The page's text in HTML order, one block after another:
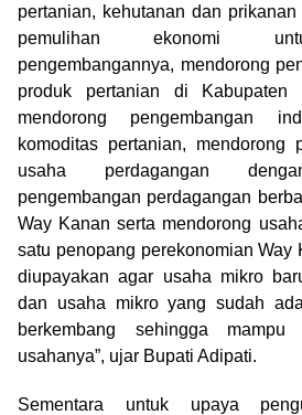
pertanian, kehutanan dan
pemulihan ekonomi
pengembangannya, mendorong
produk pertanian di Kabupaten
mendorong pengembangan
komoditas pertanian, mendorong
usaha perdagangan
pengembangan perdagangan
Way Kanan serta mendorong
satu penopang perekonomian Way
diupayakan agar usaha mikro
dan usaha mikro yang sudah
berkembang sehingga mampu
usahanya”, ujar Bupati Adipati.
Sementara untuk upaya